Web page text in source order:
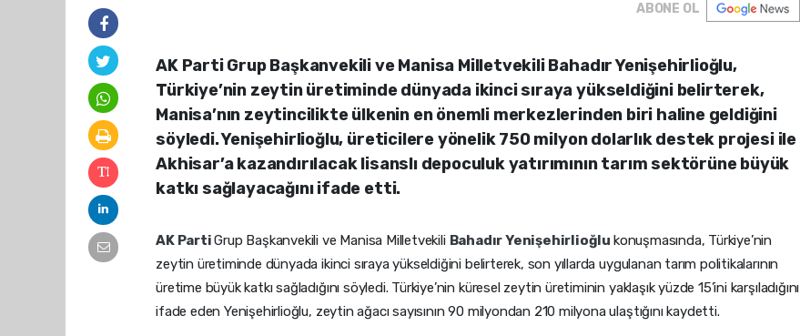
ABONE OL
AK Parti Grup Başkanvekili ve Manisa Milletvekili Bahadır Yenişehirlioğlu,
Türkiye’nin zeytin üretiminde dünyada ikinci sıraya yükseldiğini belirterek,
Manisa’nın zeytincilikte ülkenin en önemli merkezlerinden biri haline geldiğini
söyledi. Yenişehirlioğlu, üreticilere yönelik 750 milyon dolarlık destek projesi ile
Akhisar’a kazandırılacak lisanslı depoculuk yatırımının tarım sektörüne büyük
katkı sağlayacağını ifade etti.
AK PartiGrup Başkanvekili ve Manisa Milletvekili Bahadır Yenişehirlioğlu konuşmasında, Türkiye’nin
zeytin üretiminde dünyada ikinci sıraya yükseldiğini belirterek, son yıllarda uygulanan tarım politikalarının
üretime büyük katkı sağladığını söyledi. Türkiye’nin küresel zeytin üretiminin yaklaşık yüzde 15’ini karşıladığını
ifade eden Yenişehirlioğlu, zeytin ağacı sayısının 90 milyondan 210 milyona ulaştığını kaydetti.